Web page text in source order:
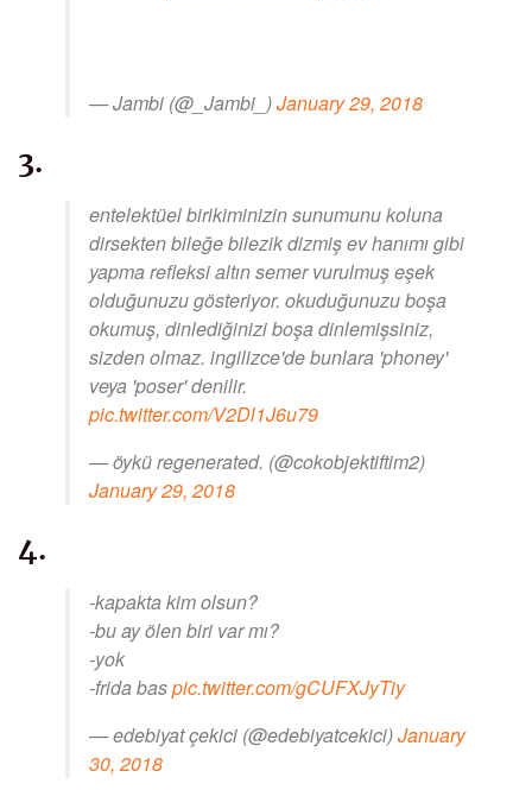
— Jambi (@_Jambi_)January 29, 2018
3.
entelektüel birikiminizin sunumunu koluna
dirsekten bileğe bilezik dizmiş ev hanımı gibi
yapma refleksi altın semer vurulmuş eşek
olduğunuzu gösteriyor. okuduğunuzu boşa
okumuş, dinlediğinizi boşa dinlemişsiniz,
sizden olmaz. ingilizce'de bunlara 'phoney'
veya 'poser' denilir.
pic.twitter.com/V2Dl1J6u79
— öykü regenerated. (@cokobjektiftim2)
January 29, 2018
4.
-kapakta kim olsun?
-bu ay ölen biri var mı?
-yok
-frida baspic.twitter.com/gCUFXJyTiy
— edebiyat çekici (@edebiyatcekici)January
30, 2018